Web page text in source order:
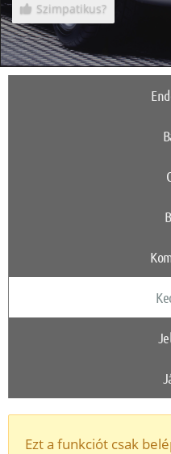
Szimpatikus?
Ezt a funkciót csak